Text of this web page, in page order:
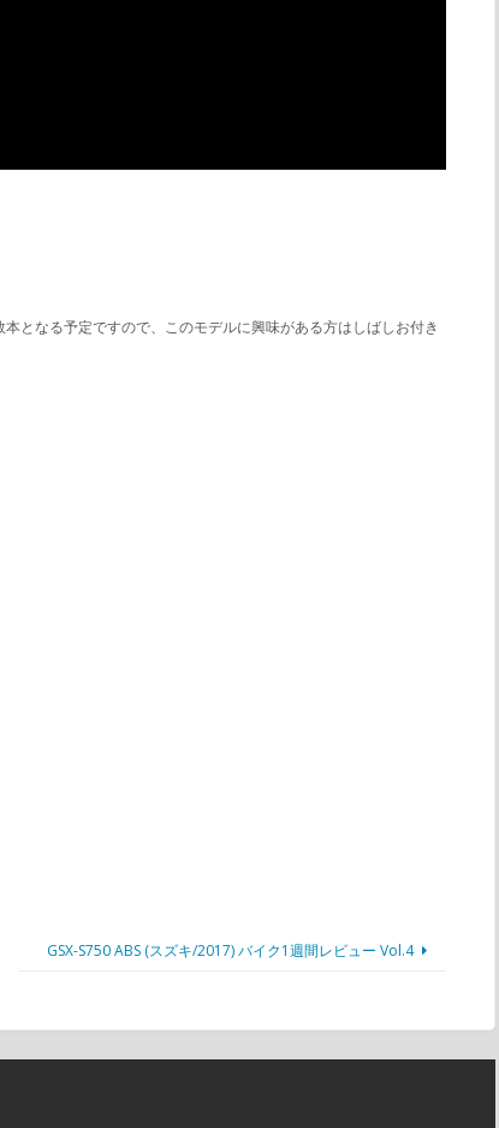
となる予定ですので、このモデルに興味がある方はしばしお付き
GSX-S750 ABS (スズキ/2017) バイク1週間レビュー Vol.4